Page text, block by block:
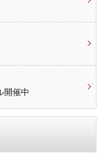
開催中